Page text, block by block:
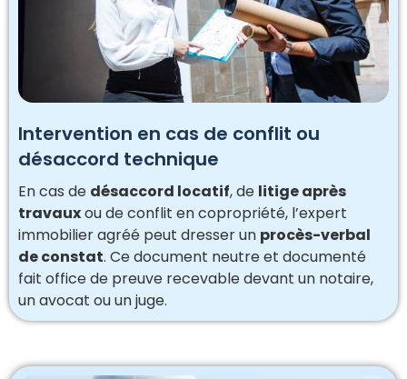
Intervention en cas de conflit ou
désaccord technique
En cas de désaccord locatif, de litige après
travauxou de conflit en copropriété, l’expert
immobilier agréé peut dresser un procès-verbal
de constat. Ce document neutre et documenté
fait office de preuve recevable devant un notaire,
un avocat ou un juge.